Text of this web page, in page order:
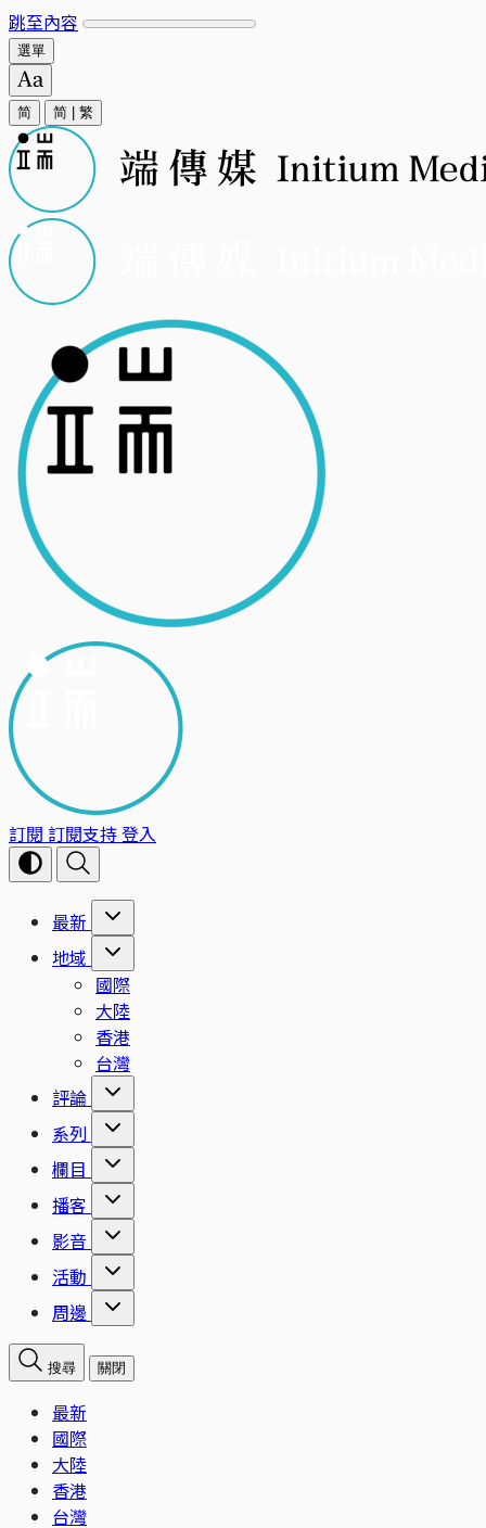
跳至內容
選單
简 简 繁
訂閱 訂閱支持登入
最新
地域
國際
大陸
香港
台灣
評論
系列
欄目
播客
影音
活動
周邊
搜尋 關閉
最新
國際
大陸
香港
台灣